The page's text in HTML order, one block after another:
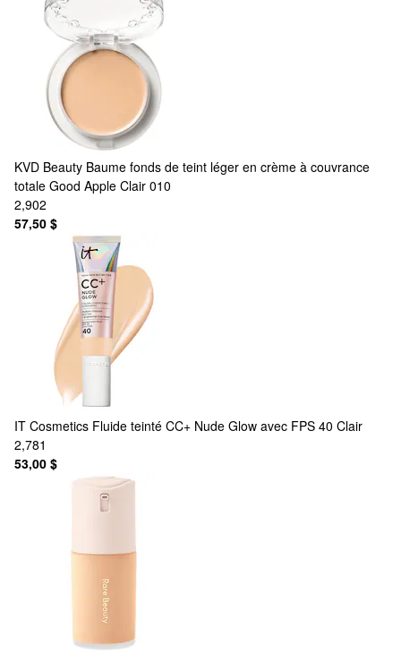
KVD Beauty Baume fonds de teint léger en crème à couvrance
totale Good Apple Clair 010
2,902
57,50 $
IT Cosmetics Fluide teinté CC+ Nude Glow avec FPS 40 Clair
2,781
53,00 $